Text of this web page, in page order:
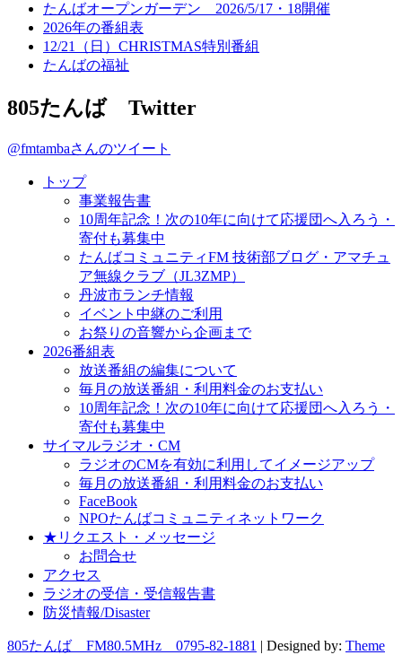
たんばオープンガーデン 2026/5/17・18開催
2026年の番組表
12/21（日）CHRISTMAS特別番組
たんばの福祉
805たんば Twitter
@fmtambaさんのツイート
トップ
事業報告書
10周年記念！次の10年に向けて応援団へ入ろう・
寄付も募集中
たんばコミュニティFM 技術部ブログ・アマチュ
ア無線クラブ（JL3ZMP）
丹波市ランチ情報
イベント中継のご利用
お祭りの音響から企画まで
2026番組表
放送番組の編集について
毎月の放送番組・利用料金のお支払い
10周年記念！次の10年に向けて応援団へ入ろう・
寄付も募集中
サイマルラジオ・CM
ラジオのCMを有効に利用してイメージアップ
毎月の放送番組・利用料金のお支払い
FaceBook
NPOたんばコミュニティネットワーク
★リクエスト・メッセージ
お問合せ
アクセス
ラジオの受信・受信報告書
防災情報/Disaster
805たんば FM80.5MHz 0795-82-1881 | Designed by: Theme